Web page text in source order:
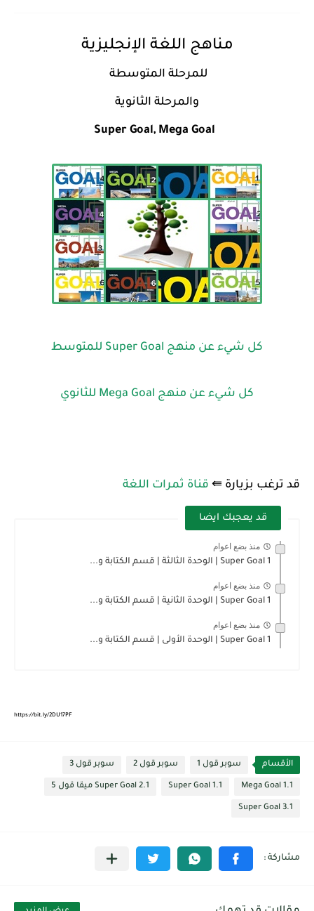
مناهج اللغة الإنجليزية
للمرحلة المتوسطة
والمرحلة الثانوية
كل شيء عن منهج Super Goal للمتوسط
كل شيء عن منهج Mega Goal للثانوي
قد ترغب بزيارة ⇚ قناة ثمرات اللغة
قد يعجبك ايضا
منذ بضع اعوام
Super Goal 1 | الوحدة الثالثة | قسم الكتابة و...
منذ بضع اعوام
Super Goal 1 | الوحدة الثانية | قسم الكتابة و...
منذ بضع اعوام
Super Goal 1 | الوحدة الأولى | قسم الكتابة و...
https://bit.ly/2DU17PF
الأقسام سوبر قول 1 سوبر قول 2 سوبر قول 3
Mega Goal 1.1
Super Goal 1.1 Super Goal 2.1 ميقا قول 5
Super Goal 3.1